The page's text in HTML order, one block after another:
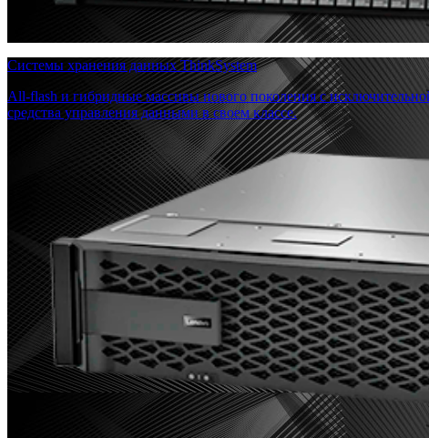
Системы хранения данных ThinkSystem
All-flash и гибридные массивы нового поколения с
средства управления данными в своем классе.